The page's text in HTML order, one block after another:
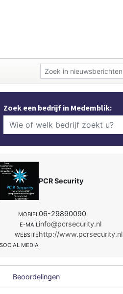
Zoek een bedrijf in Medemblik:
PCR Security
MOBIEL06-29890090
E-MAILinfo@pcrsecurity.nl
WEBSITEhttp://www.pcrsecurity.nl
SOCIAL MEDIA
Beoordelingen